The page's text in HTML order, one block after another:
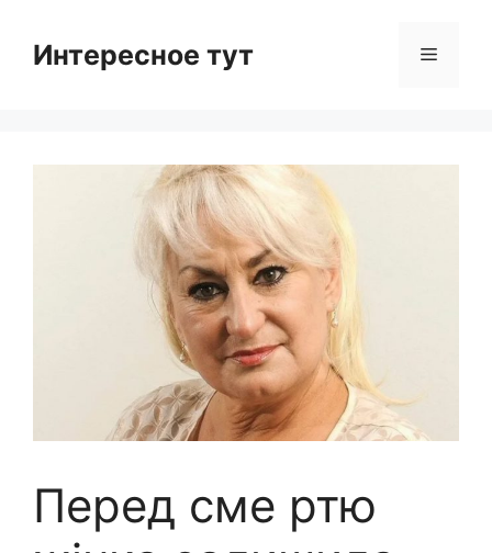
contentИнтересное тут Menu
Перед сме ртю